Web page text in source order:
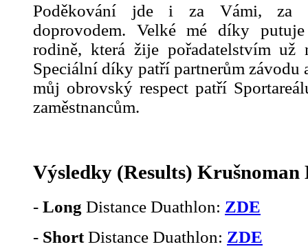
Poděkování jde i za Vámi, za
doprovodem. Velké mé díky
rodině, která žije pořadatelstvím
Speciální díky patří partnerům závodu
můj obrovský respect patří
zaměstnancům.
Výsledky (Results) Krušnoman
- Long Distance Duathlon: ZDE
- ShortDistance Duathlon: ZDE